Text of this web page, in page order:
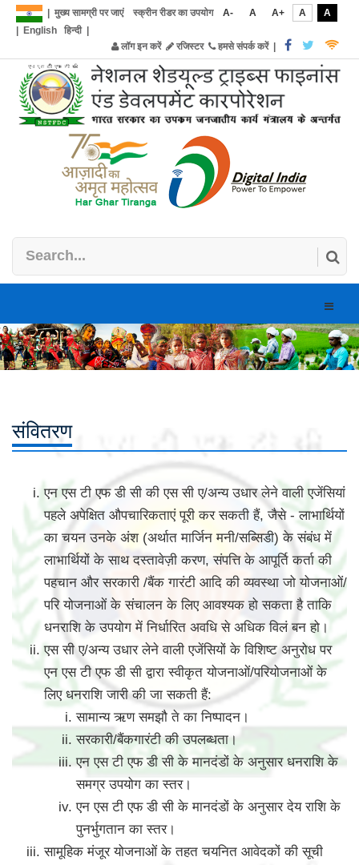
मुख्य सामग्री पर जाएं स्क्रीन रीडर का उपयोग A- A A+ A
A
English हिन्दी|
लॉग इन करें
रजिस्टर हमसे संपर्क करें|
Toggle
संवितरण
एन एस टी एफ डी सी की एस सी ए/अन्य उधार लेने वाली एजेंसियां
पहले अपेक्षित औपचारिकताएं पूरी कर सकती हैं, जैसे - लाभार्थियों
का चयन उनके अंश (अर्थात मार्जिन मनी/सब्सिडी) के संबंध में
लाभार्थियों के साथ दस्तावेज़ी करण, संपत्ति के आपूर्ति कर्ता की
पहचान और सरकारी /बैंक गारंटी आदि की व्यवस्था जो योजनाओं/
परि योजनाओं के संचालन के लिए आवश्यक हो सकता है ताकि
धनराशि के उपयोग में निर्धारित अवधि से अधिक विलं बन हो।
एस सी ए/अन्य उधार लेने वाली एजेंसियों के विशिष्ट अनुरोध पर
एन एस टी एफ डी सी द्वारा स्वीकृत योजनाओं/परियोजनाओं के
लिए धनराशि जारी की जा सकती हैं:
सामान्य ऋण समझौ ते का निष्पादन।
सरकारी/बैंकगारंटी की उपलब्धता।
एन एस टी एफ डी सी के मानदंडों के अनुसार धनराशि के
समग्र उपयोग का स्तर।
एन एस टी एफ डी सी के मानदंडों के अनुसार देय राशि के
पुनर्भुगतान का स्तर।
सामूहिक मंजूर योजनाओं के तहत चयनित आवेदकों की सूची